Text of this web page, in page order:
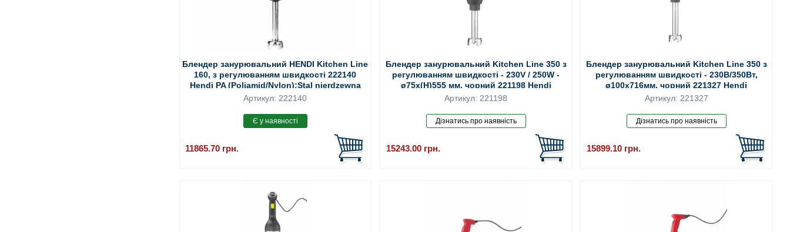
Блендер занурювальний HENDI Kitchen Line
160, з регулюванням швидкості 222140
Hendi PA (Poliamid/Nylon);Stal nierdzewna
Артикул: 222140
11865.70 грн.
Блендер занурювальний Kitchen Line 350 з
регулюванням швидкості - 230V / 250W -
ø75x(H)555 мм, чорний 221198 Hendi
Артикул: 221198
15243.00 грн.
Блендер занурювальний Kitchen Line 350 з
регулюванням швидкості - 230В/350Вт,
ø100x716мм, чорний 221327 Hendi
Артикул: 221327
15899.10 грн.